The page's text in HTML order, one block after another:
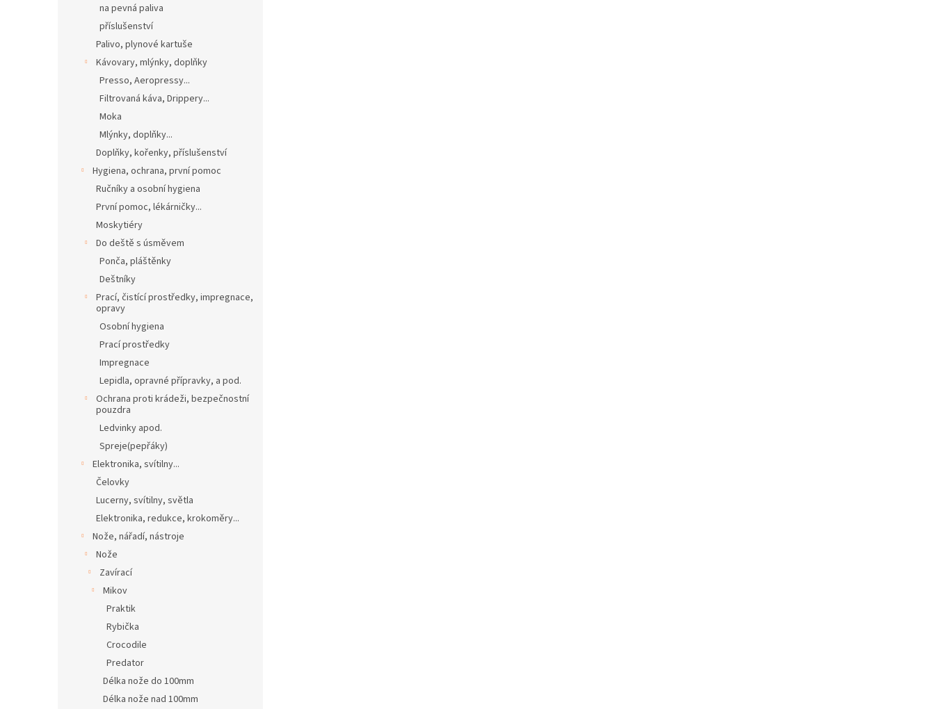
na pevná paliva
příslušenství
Palivo, plynové kartuše
Kávovary, mlýnky, doplňky
Presso, Aeropressy...
Filtrovaná káva, Drippery...
Moka
Mlýnky, doplňky...
Doplňky, kořenky, příslušenství
Hygiena, ochrana, první pomoc
Ručníky a osobní hygiena
První pomoc, lékárničky...
Moskytiéry
Do deště s úsměvem
Ponča, pláštěnky
Deštníky
Prací, čistící prostředky, impregnace,
opravy
Osobní hygiena
Prací prostředky
Impregnace
Lepidla, opravné přípravky, a pod.
Ochrana proti krádeži, bezpečnostní
pouzdra
Ledvinky apod.
Spreje(pepřáky)
Elektronika, svítilny...
Čelovky
Lucerny, svítilny, světla
Elektronika, redukce, krokoměry...
Nože, nářadí, nástroje
Nože
Zavírací
Mikov
Praktik
Rybička
Crocodile
Predator
Délka nože do 100mm
Délka nože nad 100mm